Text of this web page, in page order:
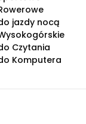
jazdy nocą
Czytania
Komputera